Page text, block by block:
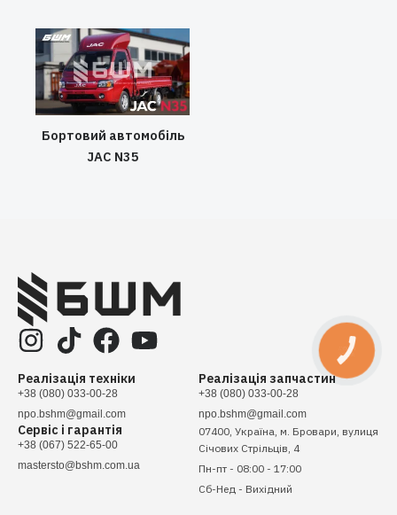
Бортовий автомобіль
JAC N35
Реалізація техніки
+38 (080) 033-00-28
npo.bshm@gmail.com
Сервіс і гарантія
+38 (067) 522-65-00
mastersto@bshm.com.ua
Реалізація запчастин
+38 (080) 033-00-28
npo.bshm@gmail.com
07400, Україна, м. Бровари, вулиця
Січових Стрільців, 4
Пн-пт - 08:00 - 17:00
Сб-Нед - Вихідний
КНОПКА
ЗВ'ЯЗКУ